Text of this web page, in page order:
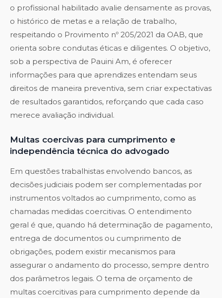
o profissional habilitado avalie densamente as provas,
o histórico de metas e a relação de trabalho,
respeitando o Provimento nº 205/2021 da OAB, que
orienta sobre condutas éticas e diligentes. O objetivo,
sob a perspectiva de Pauini Am, é oferecer
informações para que aprendizes entendam seus
direitos de maneira preventiva, sem criar expectativas
de resultados garantidos, reforçando que cada caso
merece avaliação individual.
Multas coercivas para cumprimento e
independência técnica do advogado
Em questões trabalhistas envolvendo bancos, as
decisões judiciais podem ser complementadas por
instrumentos voltados ao cumprimento, como as
chamadas medidas coercitivas. O entendimento
geral é que, quando há determinação de pagamento,
entrega de documentos ou cumprimento de
obrigações, podem existir mecanismos para
assegurar o andamento do processo, sempre dentro
dos parâmetros legais. O tema de orçamento de
multas coercitivas para cumprimento depende da